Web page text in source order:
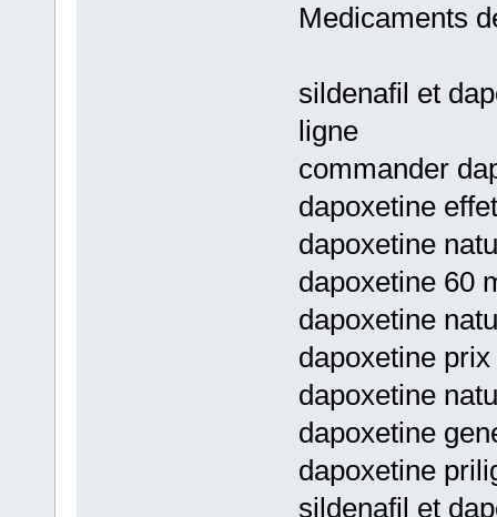
Medicaments
sildenafil et
ligne
commander
dapoxetine
dapoxetine
dapoxetine 60
dapoxetine
dapoxetine
dapoxetine
dapoxetine
dapoxetine
sildenafil et